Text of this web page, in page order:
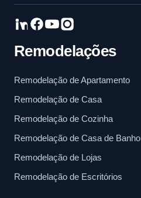
Remodelações
Remodelação de Apartamento
Remodelação de Casa
Remodelação de Cozinha
Remodelação de Casa de Banho
Remodelação de Lojas
Remodelação de Escritórios